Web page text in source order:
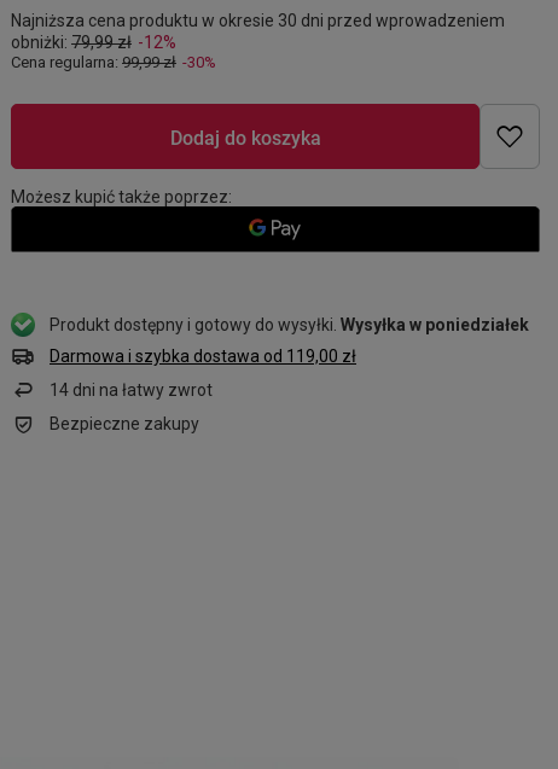
Najniższa cena produktu w okresie 30 dni przed wprowadzeniem
obniżki:79,99 zł -12%
Cena regularna:99,99 zł -30%
Dodaj do koszyka
Możesz kupić także poprzez:
Produkt dostępny i gotowy do wysyłki Wysyłkaw poniedziałek
Darmowa i szybka dostawa od 119,00 zł
14 dni na łatwy zwrot
Bezpieczne zakupy